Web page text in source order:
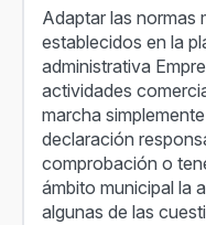
Adaptar las normas
establecidos en la
administrativa
actividades
marcha
declaración
comprobación o
ámbito municipal la
algunas de las